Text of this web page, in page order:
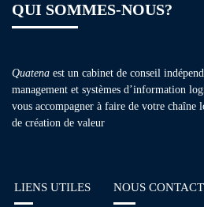
QUI SOMMES-NOUS?
Quatena est un cabinet de conseil
management et systèmes d’information
vous accompagner à faire de votre
de création de valeur
LIENS UTILES NOUS